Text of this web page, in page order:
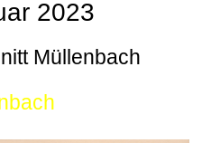
2023
Müllenbach